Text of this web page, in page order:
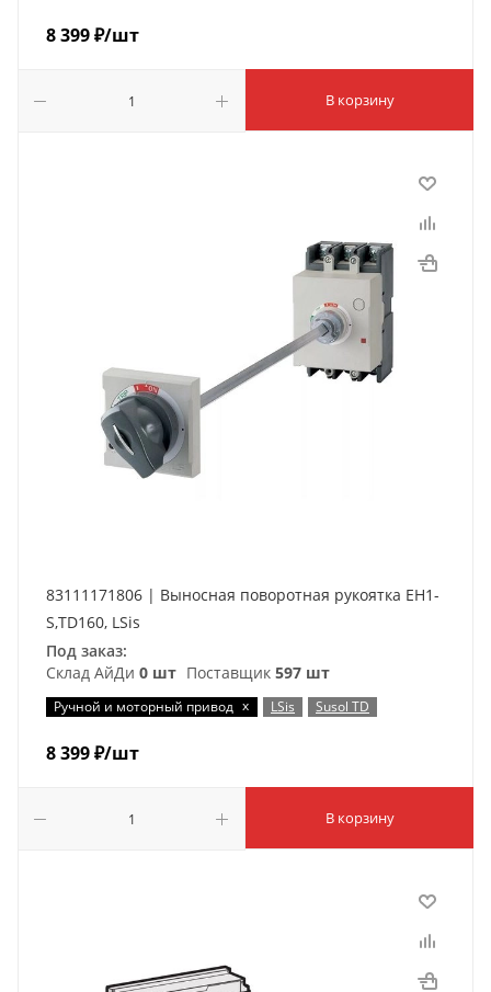
8 399₽/шт
В корзину
83111171806 | Выносная поворотная рукоятка EH1-
S,TD160, LSis
Под заказ:
Склад АйДи 0 шт Поставщик 597 шт
Ручной и моторный привод x LSis Susol TD
8 399₽/шт
В корзину